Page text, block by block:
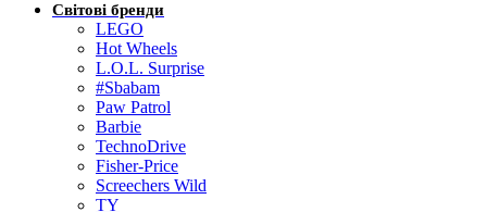
Світові бренди
LEGO
Hot Wheels
L.O.L. Surprise
#Sbabam
Paw Patrol
Barbie
TechnoDrive
Fisher-Price
Screechers Wild
TY